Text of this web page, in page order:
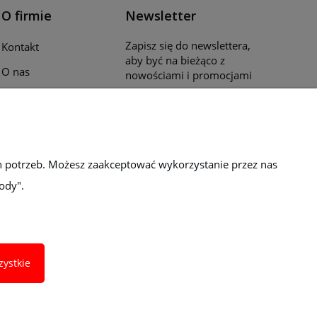
O firmie
Kontakt
O nas
Newsletter
Zapisz się do newslettera,
aby być na bieżąco z
nowościami i promocjami
Możesz zaakceptować wykorzystanie przez nas